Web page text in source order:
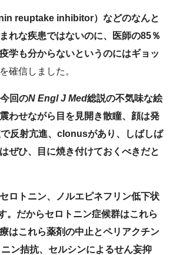
reuptake inhibitor）などのなんと
れな疾患ではないのに、医師の85％
学も分からないというのにはギョッ
確信しました。
回のN Engl J Med総説の不気味な絵
わせながら目を見開き散瞳、顔は発
反射亢進、clonusがあり、しばしば
ぜひ、目に焼き付けておくべきだと
ロトニン、ノルエピネフリン低下状
。だからセロトニン症候群はこれら
はこれら薬剤の中止とペリアクチン
ン拮抗、セルシンによるせん妄抑